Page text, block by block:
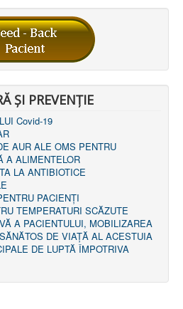
ȘI PREVENȚIE
Covid-19
AUR ALE OMS PENTRU
A ALIMENTELOR
LA ANTIBIOTICE
PACIENȚI
TEMPERATURI SCĂZUTE
A PACIENTULUI, MOBILIZAREA
DE VIAȚĂ AL ACESTUIA
DE LUPTĂ ÎMPOTRIVA